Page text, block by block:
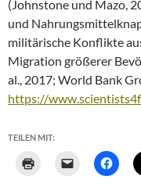
(Johnstone und Mazo,
und
militärische Konflikte
Migration größerer
al., 2017; World Bank
https://
TEILEN MIT: